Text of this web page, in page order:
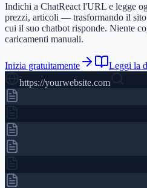
Indichi a ChatReact l'URL e legge
prezzi, articoli — trasformando il sito
cui il suo chatbot risponde. Niente
caricamenti manuali.
Inizia gratuitamente
Leggi la
https://yourwebsite.com